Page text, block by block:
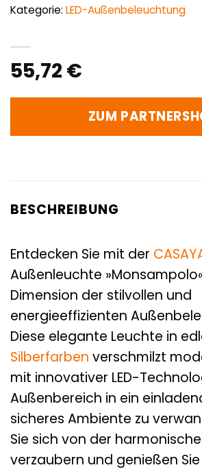
55,72 €
ZUM
Kategorie: LED-Außenbeleuchtung
BESCHREIBUNG
Entdecken Sie mit der
Außenleuchte
Dimension der stilvollen und
energieeffizienten
Diese elegante Leuchte in
Silberfarben verschmilzt
mit innovativer LED-
Außenbereich in ein
sicheres Ambiente zu
Sie sich von der
verzaubern und genießen